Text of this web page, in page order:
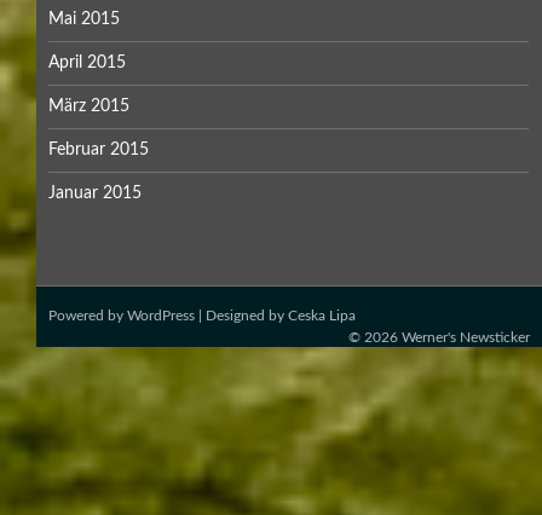
Mai 2015
April 2015
März 2015
Februar 2015
Januar 2015
Powered by WordPress | Designed by Ceska Lipa
© 2026 Werner's Newsticker